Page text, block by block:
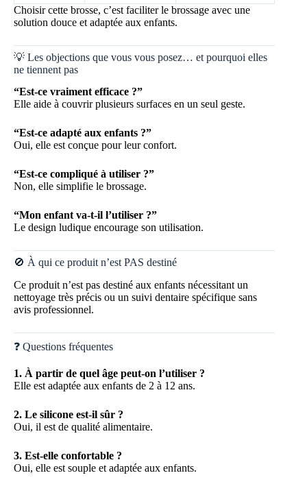
Choisir cette brosse, c’est faciliter le brossage avec une
solution douce et adaptée aux enfants.
💡 Les objections que vous vous posez… et pourquoi elles
ne tiennent pas
“Est-ce vraiment efficace ?”
Elle aide à couvrir plusieurs surfaces en un seul geste.
“Est-ce adapté aux enfants ?”
Oui, elle est conçue pour leur confort.
“Est-ce compliqué à utiliser ?”
Non, elle simplifie le brossage.
“Mon enfant va-t-il l’utiliser ?”
Le design ludique encourage son utilisation.
🚫 À qui ce produit n’est PAS destiné
Ce produit n’est pas destiné aux enfants nécessitant un
nettoyage très précis ou un suivi dentaire spécifique sans
avis professionnel.
❓ Questions fréquentes
1. À partir de quel âge peut-on l’utiliser ?
Elle est adaptée aux enfants de 2 à 12 ans.
2. Le silicone est-il sûr ?
Oui, il est de qualité alimentaire.
3. Est-elle confortable ?
Oui, elle est souple et adaptée aux enfants.